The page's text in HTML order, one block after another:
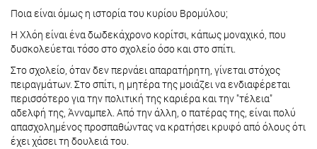
Ποια είναι όμως η ιστορία του κυρίου Βρομύλου;
Η Χλόη είναι ένα δωδεκάχρονο κορίτσι, κάπως μοναχικό, που
δυσκολεύεται τόσο στο σχολείο όσο και στο σπίτι.
Στο σχολείο, όταν δεν περνάει απαρατήρητη, γίνεται στόχος
πειραγμάτων. Στο σπίτι, η μητέρα της μοιάζει να ενδιαφέρεται
περισσότερο για την πολιτική της καριέρα και την "τέλεια"
αδελφή της, Άνναμπελ. Από την άλλη, ο πατέρας της, είναι πολύ
απασχολημένος προσπαθώντας να κρατήσει κρυφό από όλους ότι
έχει χάσει τη δουλειά του.